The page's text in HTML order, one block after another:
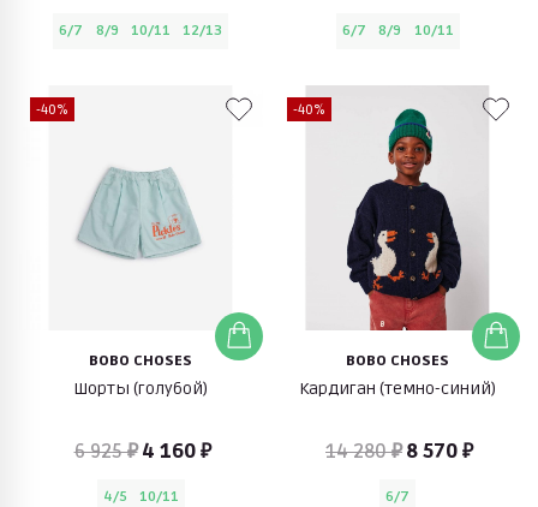
6/7 8/9 10/11 12/13 6/7 8/9 10/11
-40%
BOBO CHOSES
Шорты (голубой)
6 925 ₽ 4 160 ₽
4/5 10/11
-40%
BOBO CHOSES
Кардиган (темно-синий)
14 280 ₽ 8 570 ₽
6/7